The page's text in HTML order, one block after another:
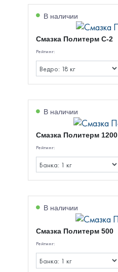
В наличии
Смазка Политерм С-2
Рейтинг:
В наличии
Смазка Политерм 1200
Рейтинг:
В наличии
Смазка Политерм 500
Рейтинг: